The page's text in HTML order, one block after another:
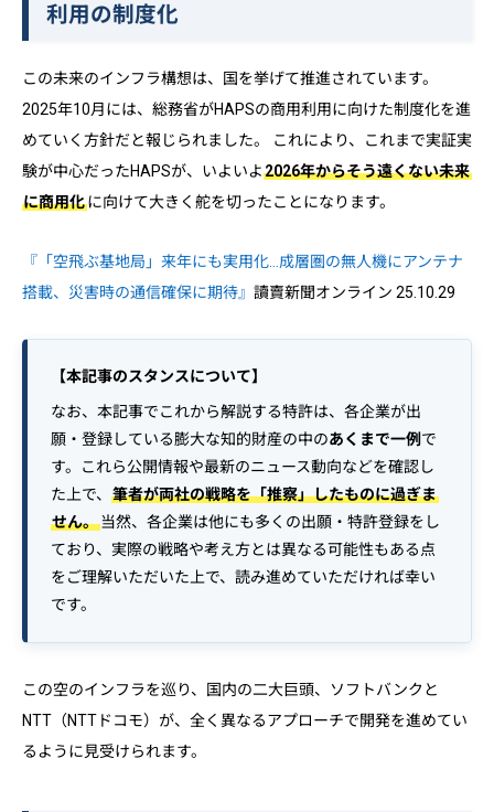
利用の制度化
この未来のインフラ構想は、国を挙げて推進されています。
2025年10月には、総務省がHAPSの商用利用に向けた制度化を進
めていく方針だと報じられました。 これにより、これまで実証実
験が中心だったHAPSが、いよいよ 2026年からそう遠くない未来
に商用化に向けて大きく舵を切ったことになります。
『「空飛ぶ基地局」来年にも実用化…成層圏の無人機にアンテナ
搭載、災害時の通信確保に期待』 讀賣新聞オンライン 25.10.29
【本記事のスタンスについて】
なお、本記事でこれから解説する特許は、各企業が出
願・登録している膨大な知的財産の中のあくまで一例 で
す。これら公開情報や最新のニュース動向などを確認し
た上で、 筆者が両社の戦略を「推察」したものに過ぎま
せん。当然、各企業は他にも多くの出願・特許登録をし
ており、実際の戦略や考え方とは異なる可能性もある点
をご理解いただいた上で、読み進めていただければ幸い
です。
この空のインフラを巡り、国内の二大巨頭、ソフトバンクと
NTT（NTTドコモ）が、全く異なるアプローチで開発を進めてい
るように見受けられます。